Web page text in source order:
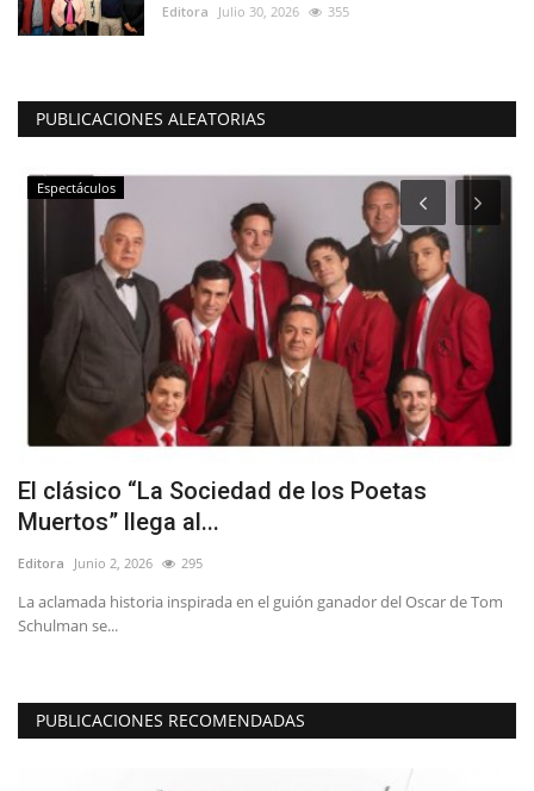
Editora Julio 30, 2026 355
PUBLICACIONES ALEATORIAS
Espectáculos
El clásico “La Sociedad de los Poetas
Muertos” llega al...
Editora Junio 2, 2026 295
La aclamada historia inspirada en el guión ganador del Oscar de Tom
Schulman se...
PUBLICACIONES RECOMENDADAS